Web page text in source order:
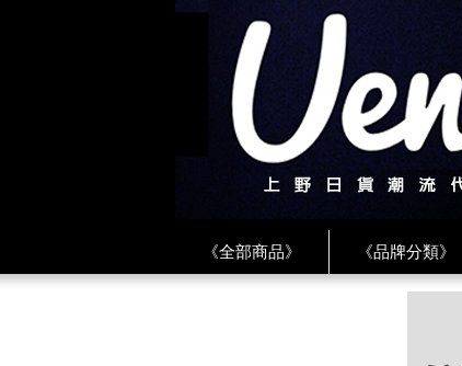
《全部商品》 《品牌分類》
《CDG》